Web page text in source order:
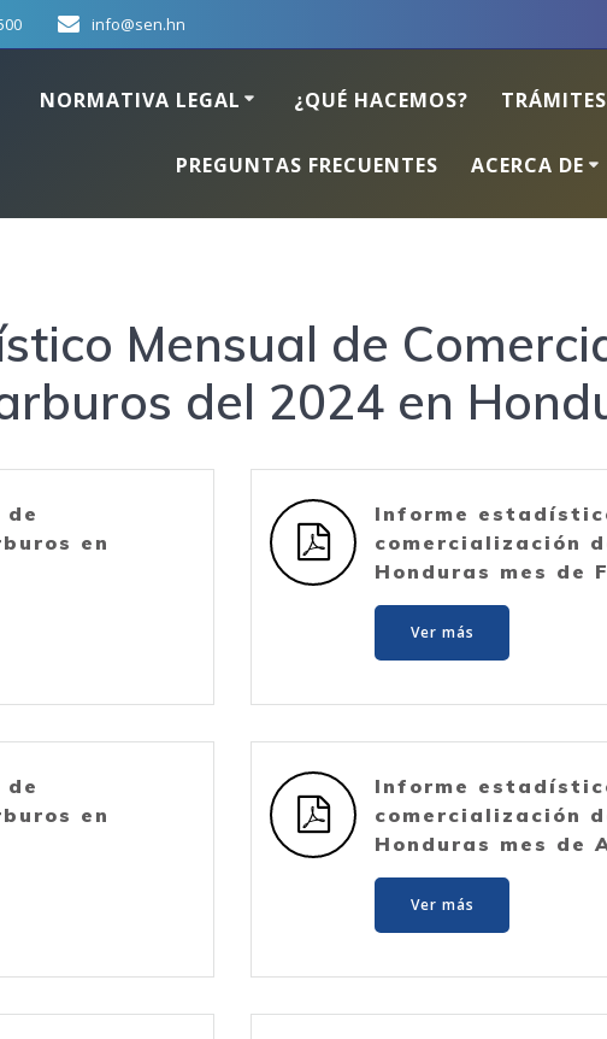
info@sen.hn
NORMATIVA LEGAL ¿QUÉ HACEMOS? TRÁMITES
PREGUNTAS FRECUENTES ACERCA DE
Mensual de
del 2024 en
en
Informe
comercialización
Honduras mes de
Ver más
en
Informe
comercialización
Honduras mes de
Ver más